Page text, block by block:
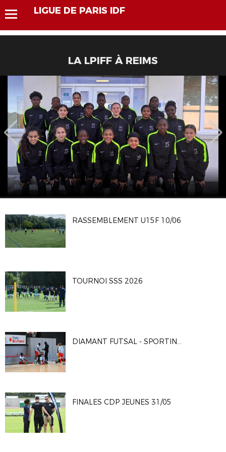
LIGUE DE PARIS IDF
LA LPIFF À REIMS
RASSEMBLEMENT U15F 10/06
TOURNOI SSS 2026
DIAMANT FUTSAL - SPORTING CLUB PARIS 4-2
FINALES CDP JEUNES 31/05